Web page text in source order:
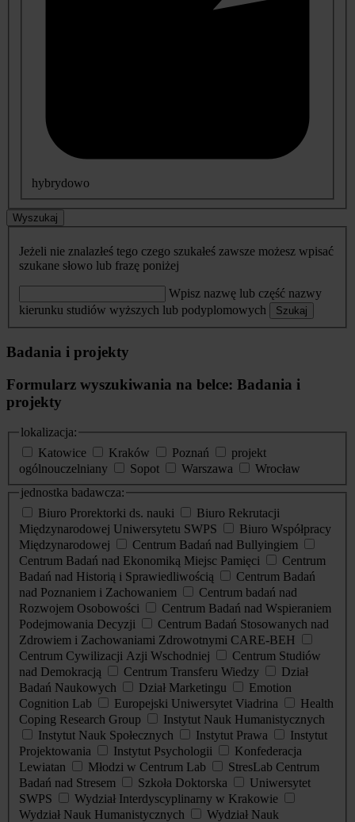
hybrydowo
Wyszukaj
Jeżeli nie znalazłeś tego czego szukałeś zawsze możesz wpisać
szukane słowo lub frazę poniżej
Wpisz nazwę lub część nazwy
kierunku studiów wyższych lub podyplomowych
Szukaj
Badania i projekty
Formularz wyszukiwania na belce: Badania i
projekty
lokalizacja:
Katowice
Kraków Poznań
projekt
ogólnouczelniany
Sopot Warszawa
Wrocław
jednostka badawcza:
Biuro Prorektorki ds. nauki
Biuro Rekrutacji
Międzynarodowej Uniwersytetu SWPS
Biuro Współpracy
Międzynarodowej
Centrum Badań nad Bullyingiem
Centrum Badań nad Ekonomiką Miejsc Pamięci
Centrum
Badań nad Historią i Sprawiedliwością
Centrum Badań
nad Poznaniem i Zachowaniem
Centrum badań nad
Rozwojem Osobowości
Centrum Badań nad Wspieraniem
Podejmowania Decyzji
Centrum Badań Stosowanych nad
Zdrowiem i Zachowaniami Zdrowotnymi CARE-BEH
Centrum Cywilizacji Azji Wschodniej
Centrum Studiów
nad Demokracją
Centrum Transferu Wiedzy
Dział
Badań Naukowych
Dział Marketingu
Emotion
Cognition Lab
Europejski Uniwersytet Viadrina
Health
Coping Research Group
Instytut Nauk Humanistycznych
Instytut Nauk Społecznych
Instytut Prawa
Instytut
Projektowania
Instytut Psychologii
Konfederacja
Lewiatan
Młodzi w Centrum Lab
StresLab Centrum
Badań nad Stresem
Szkoła Doktorska
Uniwersytet
SWPS
Wydział Interdyscyplinarny w Krakowie
Wydział Nauk Humanistycznych
Wydział Nauk